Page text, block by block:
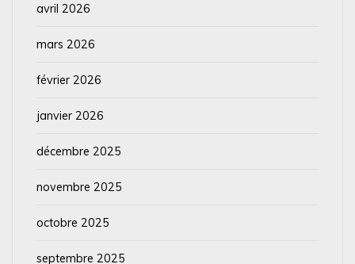
avril 2026
mars 2026
février 2026
janvier 2026
décembre 2025
novembre 2025
octobre 2025
septembre 2025